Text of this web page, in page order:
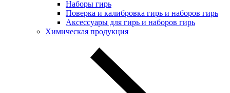
Наборы гирь
Поверка и калибровка гирь и наборов гирь
Аксессуары для гирь и наборов гирь
Химическая продукция